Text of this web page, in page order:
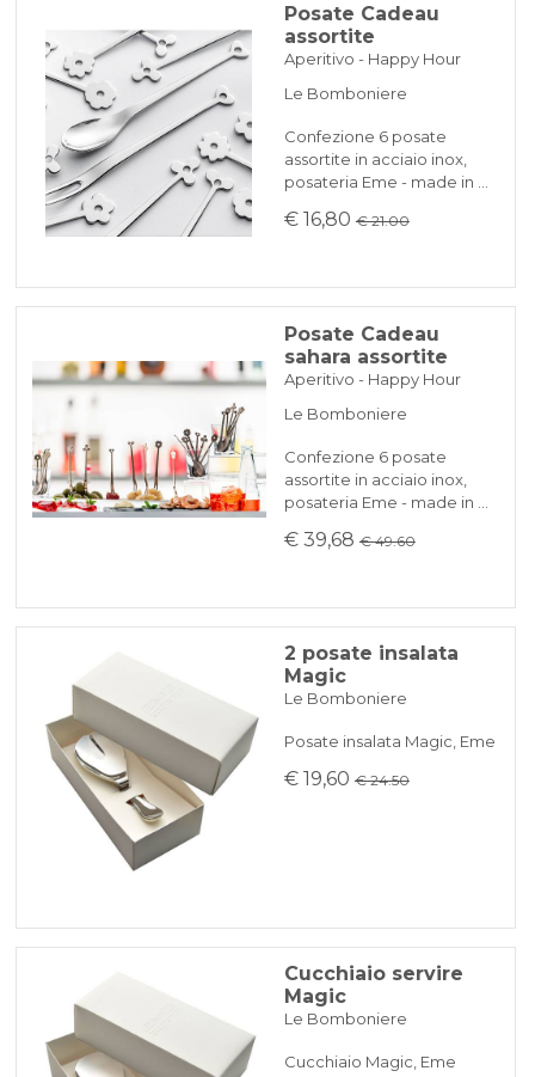
Posate Cadeau
assortite
Aperitivo - Happy Hour
Le Bomboniere
Confezione 6 posate
assortite in acciaio inox,
posateria Eme - made in …
€ 16,80 € 21.00
Posate Cadeau
sahara assortite
Aperitivo - Happy Hour
Le Bomboniere
Confezione 6 posate
assortite in acciaio inox,
posateria Eme - made in …
€ 39,68 € 49.60
2 posate insalata
Magic
Le Bomboniere
Posate insalata Magic, Eme
€ 19,60 € 24.50
Cucchiaio servire
Magic
Le Bomboniere
Cucchiaio Magic, Eme